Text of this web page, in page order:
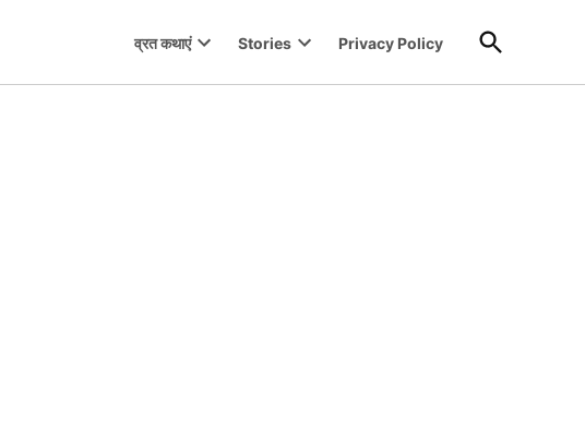
व्रत कथाएं
dropdown
Stories
dropdown
Privacy Policy
Open
Search